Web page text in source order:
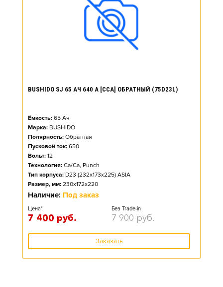
BUSHIDO SJ 65 АЧ 640 А [CCA] ОБРАТНЫЙ (75D23L)
Ёмкость: 65 Ач
Марка: BUSHIDO
Полярность: Обратная
Пусковой ток: 650
Вольт: 12
Технология: Ca/Ca, Punch
Тип корпуса: D23 (232x173x225) ASIA
Размер, мм: 230x172x220
Наличие: Под заказ
Цена*
7 400 руб.
Без Trade-in
7 900 руб.
Заказать